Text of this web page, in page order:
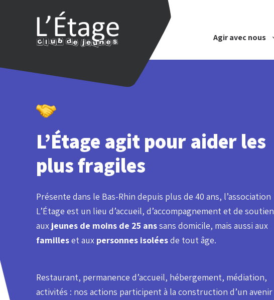
Agir avec nous
L’Étage agit pour aider les
plus fragiles
Présente dans le Bas-Rhin depuis plus de 40 ans, l’association
L’Étage est un lieu d’accueil, d’accompagnement et de soutien
aux jeunes de moins de 25 anssans domicile, mais aussi aux
familleset aux personnes isoléesde tout âge.
Restaurant, permanence d’accueil, hébergement, médiation,
activités : nos actions participent à la construction d’un avenir